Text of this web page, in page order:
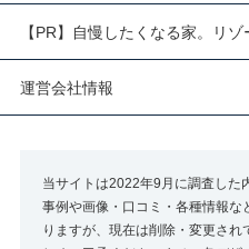
【PR】自慢したくなる家。リ
運営会社情報
当サイトは2022年9月に調査した
事例や画像・口コミ・各種情報な
りますが、現在は削除・変更さ